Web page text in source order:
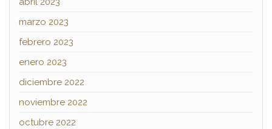
marzo 2023
febrero 2023
enero 2023
diciembre 2022
noviembre 2022
octubre 2022